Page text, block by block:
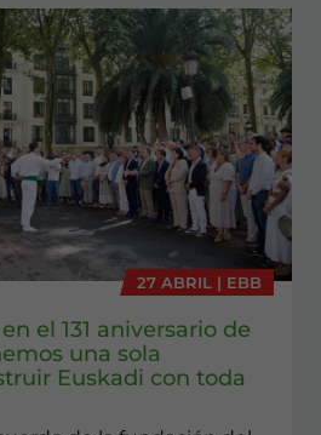
27 ABRIL | EBB
el 131 aniversario de
una sola
Euskadi con toda